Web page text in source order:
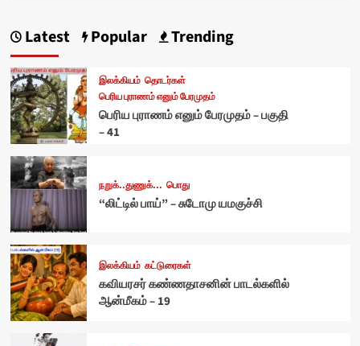
Latest Popular Trending
இலக்கியம் தொடர்கள்
பெரிய புராணம் எனும் பேரமுதம்
பெரிய புராணம் எனும் பேரமுதம் – பகுதி
– 41
நறுக்..துணுக்... பொது
“லிட்டில் பாய்” – சுடோமு யமகுச்சி
இலக்கியம் கட்டுரைகள்
கவியரசர் கண்ணதாசனின் பாடல்களில்
ஆன்மீகம் – 19